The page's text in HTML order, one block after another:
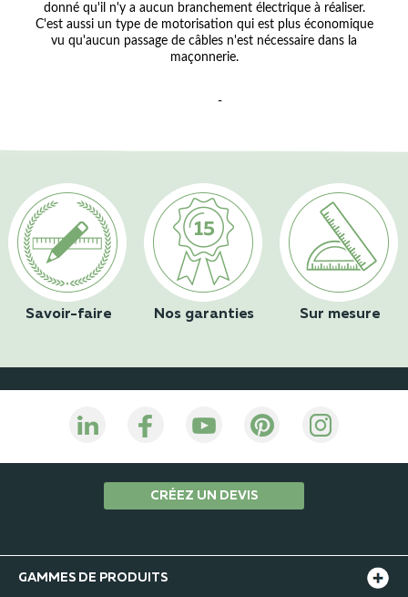
donné qu'il n'y a aucun branchement électrique à réaliser.
C'est aussi un type de motorisation qui est plus économique
vu qu'aucun passage de câbles n'est nécessaire dans la
maçonnerie.
-
Savoir-faire Nos garanties Sur mesure
CRÉEZ UN DEVIS
GAMMES DE PRODUITS